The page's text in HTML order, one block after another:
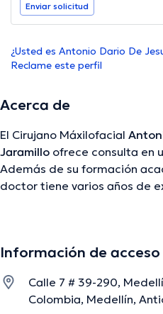
Enviar solicitud
¿Usted es Antonio Dario De
Reclame este perfil
Acerca de
El Cirujano Máxilofacial
Jaramillo ofrece consulta en
Además de su formación
doctor tiene varios años de
médicas. Antonio Dario De
de tener una formación
especialización y ha
Información de acceso
Calle 7 # 39-290,
Colombia, Medellín,